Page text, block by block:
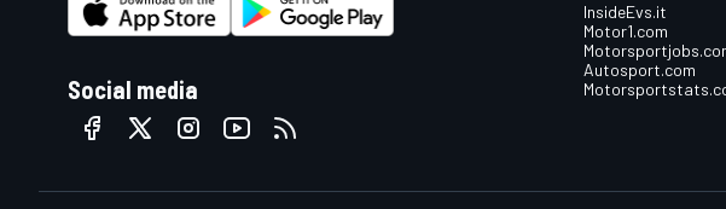
Social media
InsideEvs.it
Motor1.com
Autosport.com